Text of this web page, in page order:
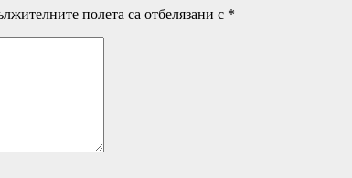
полета са отбелязани с *